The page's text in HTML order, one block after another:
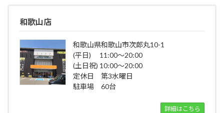
和歌山店
和歌山県和歌山市次郎丸10-1
(平日) 11:00～20:00
(土日祝) 10:00～20:00
定休日 第3水曜日
駐車場 60台
詳細はこちら